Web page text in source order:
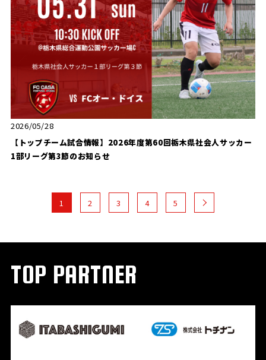
2026/05/28
【トップチーム試合情報】2026年度第60回栃木県社会人サッカー
1部リーグ第3節のお知らせ
1 2 3 4 5
TOP PARTNER